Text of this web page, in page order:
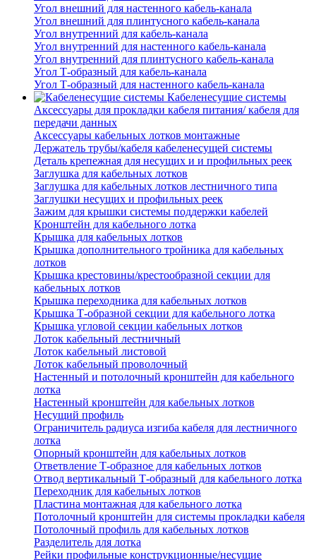
Угол внешний для настенного кабель-канала
Угол внешний для плинтусного кабель-канала
Угол внутренний для кабель-канала
Угол внутренний для настенного кабель-канала
Угол внутренний для плинтусного кабель-канала
Угол Т-образный для кабель-канала
Угол Т-образный для настенного кабель-канала
Кабеленесущие системы
Аксессуары для прокладки кабеля питания/ кабеля для
передачи данных
Аксессуары кабельных лотков монтажные
Держатель трубы/кабеля кабеленесущей системы
Деталь крепежная для несущих и и профильных реек
Заглушка для кабельных лотков
Заглушка для кабельных лотков лестничного типа
Заглушки несущих и профильных реек
Зажим для крышки системы поддержки кабелей
Кронштейн для кабельного лотка
Крышка для кабельных лотков
Крышка дополнительного тройника для кабельных
лотков
Крышка крестовины/крестообразной секции для
кабельных лотков
Крышка переходника для кабельных лотков
Крышка Т-образной секции для кабельного лотка
Крышка угловой секции кабельных лотков
Лоток кабельный лестничный
Лоток кабельный листовой
Лоток кабельный проволочный
Настенный и потолочный кронштейн для кабельного
лотка
Настенный кронштейн для кабельных лотков
Несущий профиль
Ограничитель радиуса изгиба кабеля для лестничного
лотка
Опорный кронштейн для кабельных лотков
Ответвление Т-образное для кабельных лотков
Отвод вертикальный Т-образный для кабельного лотка
Переходник для кабельных лотков
Пластина монтажная для кабельного лотка
Потолочный кронштейн для системы прокладки кабеля
Потолочный профиль для кабельных лотков
Разделитель для лотка
Рейки профильные конструкционные/несущие